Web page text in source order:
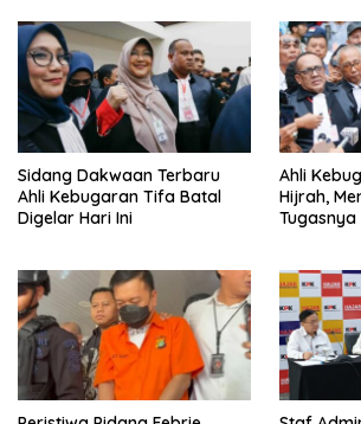
Sidang Dakwaan Terbaru
Ahli Kebugaran Tifa Batal
Digelar Hari Ini
Ahli
Hijrah,
Tugasnya